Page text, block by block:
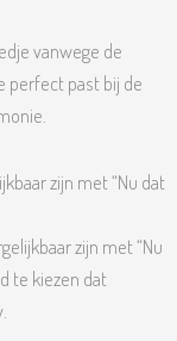
vanwege de
perfect past bij de
zijn met “Nu dat
zijn met “Nu
te kiezen dat